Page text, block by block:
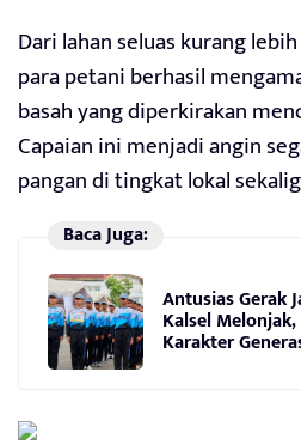
Dari lahan seluas kurang
para petani berhasil
basah yang diperkirakan
Capaian ini menjadi angin
pangan di tingkat lokal
Baca Juga:
Antusias Gerak
Kalsel
Karakter